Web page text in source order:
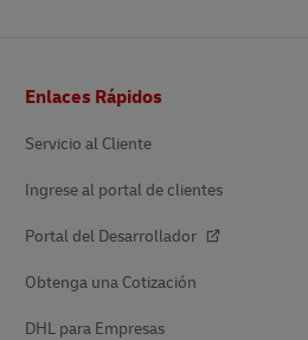
de
Enlaces Rápidos
Servicio al Cliente
Ingrese al portal de clientes
Portal del Desarrollador
Obtenga una Cotización
DHL para Empresas